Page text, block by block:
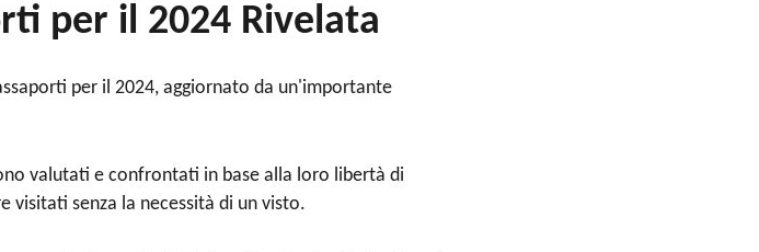
per il 2024 Rivelata
per il 2024, aggiornato da un'importante
valutati e confrontati in base alla loro libertà di
visitati senza la necessità di un visto.